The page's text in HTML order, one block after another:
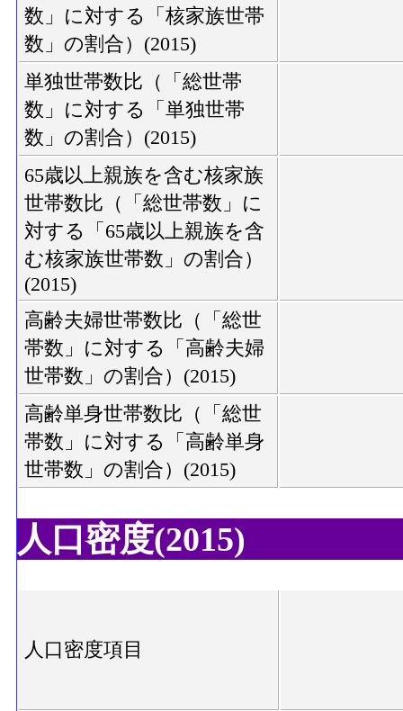
数」に対する「核家族世帯
数」の割合）(2015)
単独世帯数比（「総世帯
数」に対する「単独世帯
数」の割合）(2015)
65歳以上親族を含む核家族
世帯数比（「総世帯数」に
対する「65歳以上親族を含
む核家族世帯数」の割合）
(2015)
高齢夫婦世帯数比（「総世
帯数」に対する「高齢夫婦
世帯数」の割合）(2015)
高齢単身世帯数比（「総世
帯数」に対する「高齢単身
世帯数」の割合）(2015)
人口密度(2015)
人口密度項目